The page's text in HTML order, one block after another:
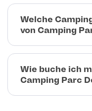
Welche
von Camping
Wie buche ich
Camping Parc